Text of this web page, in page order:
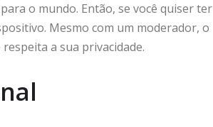
o mundo. Então, se você quiser ter
Mesmo com um moderador, o
a sua privacidade.